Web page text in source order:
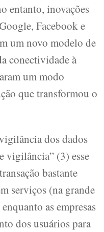
entanto, inovações
Facebook e
um novo modelo de
conectividade à
um modo
que transformou o
dos dados
vigilância” (3) esse
bastante
serviços (na grande
as empresas
dos usuários para